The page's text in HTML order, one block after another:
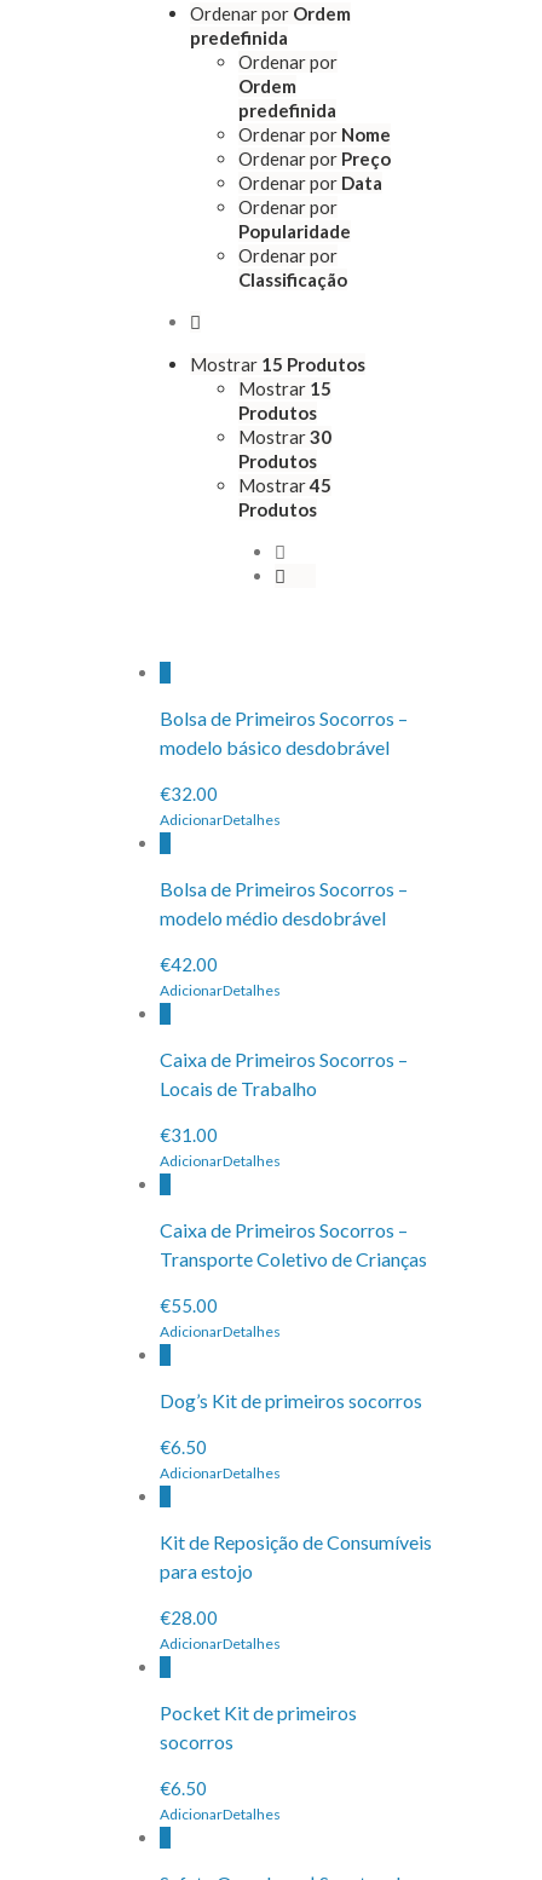
Ordenar por Ordem
predefinida
Ordenar por
Ordem
predefinida
Ordenar por Nome
Ordenar por Preço
Ordenar por Data
Ordenar por
Popularidade
Ordenar por
Classificação
Mostrar 15 Produtos
Mostrar 15
Produtos
Mostrar30
Produtos
Mostrar45
Produtos
Bolsa de Primeiros Socorros –
modelo básico desdobrável
€32.00
AdicionarDetalhes
Bolsa de Primeiros Socorros –
modelo médio desdobrável
€42.00
AdicionarDetalhes
Caixa de Primeiros Socorros –
Locais de Trabalho
€31.00
AdicionarDetalhes
Caixa de Primeiros Socorros –
Transporte Coletivo de Crianças
€55.00
AdicionarDetalhes
Dog’s Kit de primeiros socorros
€6.50
AdicionarDetalhes
Kit de Reposição de Consumíveis
para estojo
€28.00
AdicionarDetalhes
Pocket Kit de primeiros
socorros
€6.50
AdicionarDetalhes